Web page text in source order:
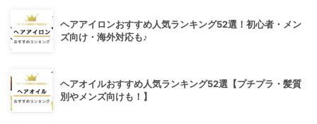
ヘアアイロンおすすめ人気ランキング52選！初心者・メン
ズ向け・海外対応も♪
ヘアオイルおすすめ人気ランキング52選【プチプラ・髪質
別やメンズ向けも！】